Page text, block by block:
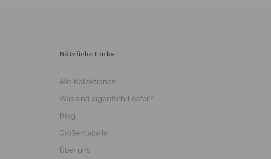
Nützliche Links
Alle Kollektionen
Was sind eigentlich Loafer?
Blog
Größentabelle
Über uns